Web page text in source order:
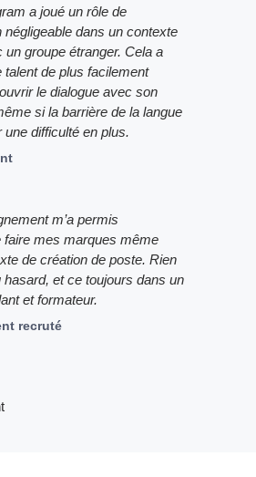
a joué un rôle de
négligeable dans un contexte
un groupe étranger. Cela a
talent de plus facilement
le dialogue avec son
si la barrière de la langue
une difficulté en plus.
m’a permis
faire mes marques même
de création de poste. Rien
hasard, et ce toujours dans un
et formateur.
recruté